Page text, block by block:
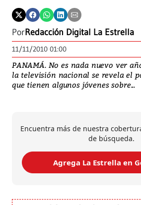
PorRedacción Digital La Estrella
11/11/2010 01:00
PANAMÁ. No es nada nuevo ver
la televisión nacional se revela el
que tienen algunos jóvenes sobre...
Encuentra más de nuestra
de búsqueda.
Agrega La Estrella en